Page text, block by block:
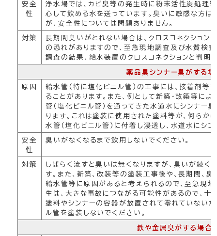
安全
性
浄水場では、カビ臭等の発生時に粉末活性炭処理
心して飲める水を送っています。臭いに敏感な方は
が、安全性については問題ありません。
対策
長期間臭いがとれない場合は、クロスコネクション
の恐れがありますので、至急現地調査及び水質検
調査の結果、給水装置のクロスコネクションと判明
薬品臭シンナー臭がする場
原因
給水管（特に塩化ビニル管）の工事には、接着剤等
ることがあります。また、例として新築・改築等に
管（塩化ビニル管）を通ってきた水道水にシンナー
ります。これは塗装に使用された塗料等が、何ら
水管（塩化ビニル管）に付着し浸透し、水道水にシン
安全
性
臭いがなくなるまで飲用しないでください。
対策
しばらく流すと臭いは無くなりますが、臭いが続
す。また、新築、改装等の塗装工事後や、長期間、
給水管等に原因があると考えられるので、至急現
生は、大きな事故につながる可能性があるので、十
塗料やシンナーの容器が放置されて零れていないか
ル管を塗装しないでください。
鉄や金属臭がする場合